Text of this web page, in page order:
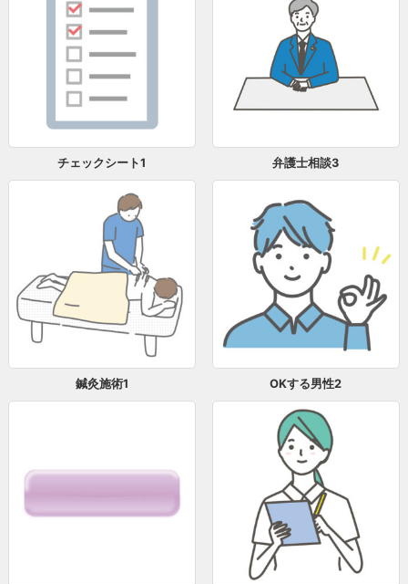
チェックシート1 弁護士相談3
鍼灸施術1 OKする男性2